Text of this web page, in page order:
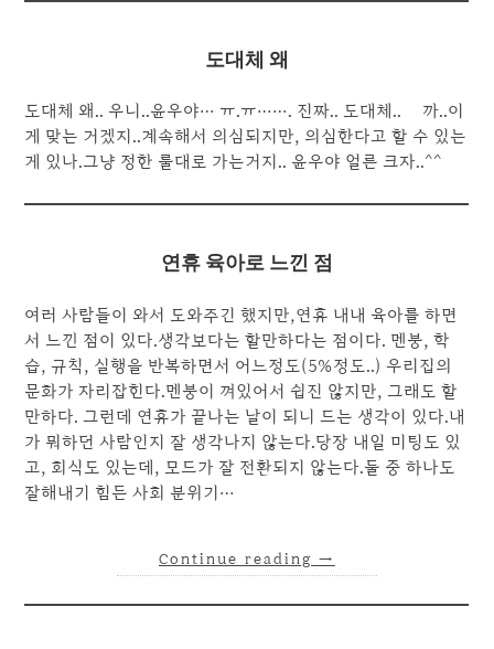
도대체 왜
도대체 왜.. 우니..윤우야… ㅠ.ㅠ……. 진짜.. 도대체.. 왤까..이
게 맞는 거겠지..계속해서 의심되지만, 의심한다고 할 수 있는
게 있나.그냥 정한 룰대로 가는거지.. 윤우야 얼른 크자..^^
연휴 육아로 느낀 점
여러 사람들이 와서 도와주긴 했지만,연휴 내내 육아를 하면
서 느낀 점이 있다.생각보다는 할만하다는 점이다. 멘붕, 학
습, 규칙, 실행을 반복하면서 어느정도(5%정도..) 우리집의
문화가 자리잡힌다.멘붕이 껴있어서 쉽진 않지만, 그래도 할
만하다. 그런데 연휴가 끝나는 날이 되니 드는 생각이 있다.내
가 뭐하던 사람인지 잘 생각나지 않는다.당장 내일 미팅도 있
고, 회식도 있는데, 모드가 잘 전환되지 않는다.둘 중 하나도
잘해내기 힘든 사회 분위기…
Continue reading →